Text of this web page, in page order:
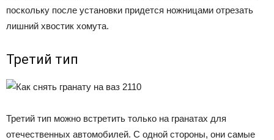
поскольку после установки придется ножницами отрезать
лишний хвостик хомута.
Третий тип
Третий тип можно встретить только на гранатах для
отечественных автомобилей. С одной стороны, они самые